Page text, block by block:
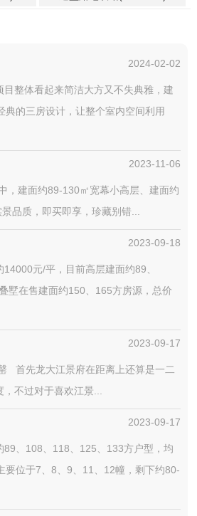
2024-02-02
整体看起来简洁大方又不失典雅，建
典的三房设计，让整个室内空间利用
2023-11-06
，建面约89-130㎡宽幕小高层、建面约
品质，即买即享，珍藏别错...
2023-09-18
元/平，目前高层建面约89、
墅在售建面约150、165方房源，总价
2023-09-17
首先龙大江景府在距离上还算是一二
不过对于喜欢江景...
2023-09-17
89、108、118、125、133方户型，均
要位于7、8、9、11、12幢，剩下约80-